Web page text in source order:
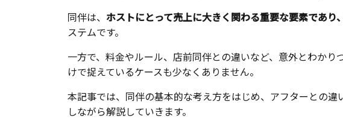
同伴は、 ホストにとって売上に大きく関わる重要な要素であ
ステムです。
一方で、料金やルール、店前同伴との違いなど、意外とわか
けで捉えているケースも少なくありません。
本記事では、同伴の基本的な考え方をはじめ、アフターとの
しながら解説していきます。